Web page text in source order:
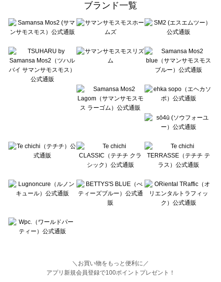
sō4ū（ソウフォーユー）のパンツ一覧
Te chichi（テチチ）のパンツ一覧
Te chichi CLASSIC（テチチ クラシック）のパンツ一覧
Lugnoncure（ルノンキュール）のパンツ一覧
BETTY'S BLUE（べティーズブルー）のパンツ一覧
Wpc.（ワールドパーティー）のパンツ一覧
ブランド一覧
＼お買い物をもっと便利に／
アプリ新規会員登録で100ポイントプレゼント！